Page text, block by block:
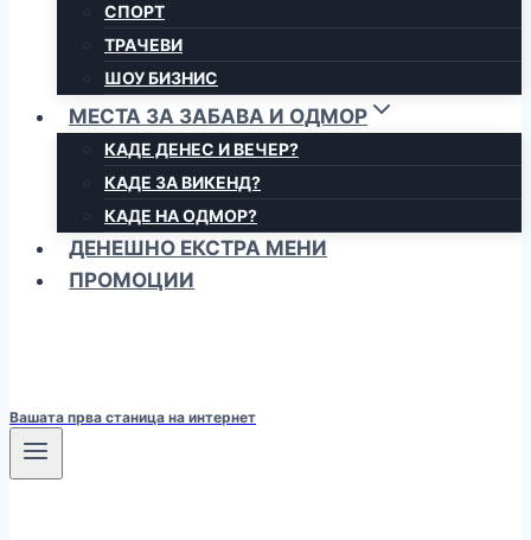
СПОРТ
ТРАЧЕВИ
ШОУ БИЗНИС
МЕСТА ЗА ЗАБАВА И ОДМОР
КАДЕ ДЕНЕС И ВЕЧЕР?
КАДЕ ЗА ВИКЕНД?
КАДЕ НА ОДМОР?
ДЕНЕШНО ЕКСТРА МЕНИ
ПРОМОЦИИ
Вашата прва станица на интернет